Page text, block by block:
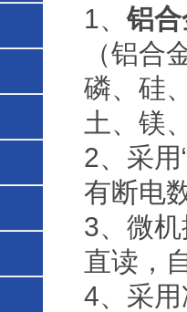
1、铝
（铝合
磷、硅
土、镁
2、采
有断电
3、微
直读，
4、采